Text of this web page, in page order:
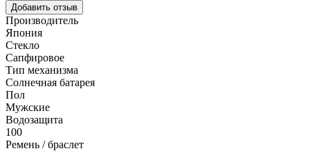
Добавить отзыв
Производитель
Япония
Стекло
Сапфировое
Тип механизма
Солнечная батарея
Пол
Мужские
Водозащита
100
Ремень / браслет